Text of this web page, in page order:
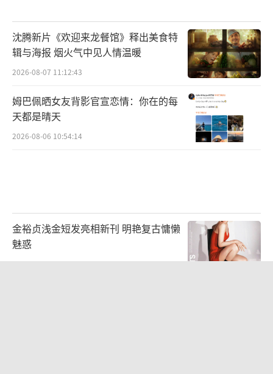
句“控诉”她吵架声音大、用经纪人的角度否
定他等。全程都是张婉婷疯狂在输出，还
说：“我改不了”、“我觉得你有时候特别
沈腾新片《欢迎来龙餐馆》释出美食特
辑与海报 烟火气中见人情温暖
2026-08-07 11:12:43
姆巴佩晒女友背影官宣恋情：你在的每
天都是晴天
2026-08-06 10:54:14
金裕贞浅金短发亮相新刊 明艳复古慵懒
魅惑
2026-07-20 17:06:05